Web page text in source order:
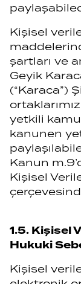
Kişisel
şartları ve
Geyik
(“Karaca”)
yetkili
kanunen
Kanun
Kişisel
1.5. Kişisel
Hukuki
Kişisel